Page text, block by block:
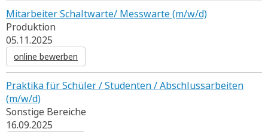
Mitarbeiter Schaltwarte/ Messwarte (m/w/d)
Produktion
05.11.2025
online bewerben
Praktika für Schüler / Studenten / Abschlussarbeiten
(m/w/d)
Sonstige Bereiche
16.09.2025